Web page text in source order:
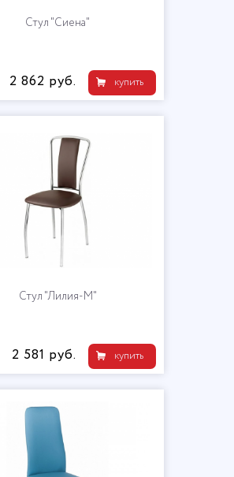
Стул "Сиена"
купить
2 862 руб.
Стул "Лилия-М"
купить
2 581 руб.